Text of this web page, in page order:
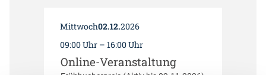
Mittwoch02.12.2026
09:00 Uhr – 16:00 Uhr
Online-Veranstaltung